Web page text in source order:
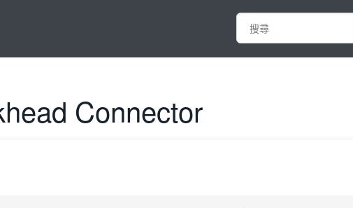
Connector